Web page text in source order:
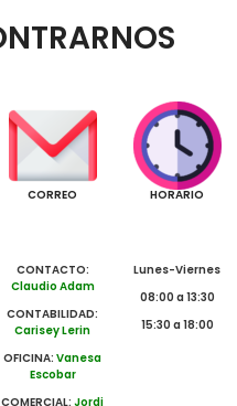
CORREO
CONTACTO:
Claudio Adam
CONTABILIDAD:
Carisey Lerin
OFICINA:Vanesa
Escobar
COMERCIAL:Jordi
HORARIO
Lunes-Viernes
08:00 a 13:30
15:30 a 18:00